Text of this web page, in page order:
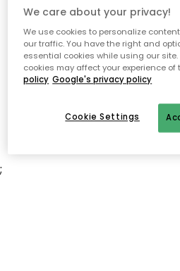
Tämä voi johtua siitä, että sivua
on siirretty muualle.
aiheutunutta häiriötä. Voit
valikosta tai siirtyä
;
We care about your privacy!
We use cookies to personalize
our traffic. You have the right and
essential cookies while using our site.
cookies may affect your experience of
policy Google's privacy policy
Cookie Settings